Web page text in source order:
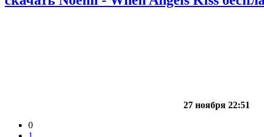
27 ноября 22:51
0